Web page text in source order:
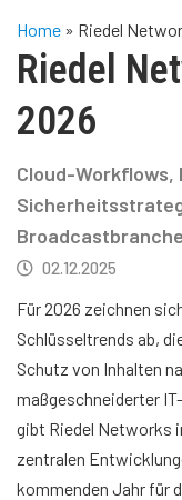
Home » Riedel
Riedel
2026
Cloud-Workflows,
02.12.2025
Für 2026 zeichnen
Schlüsseltrends ab,
Schutz von Inhalten
maßgeschneiderter
gibt Riedel Networks
zentralen
kommenden Jahr für